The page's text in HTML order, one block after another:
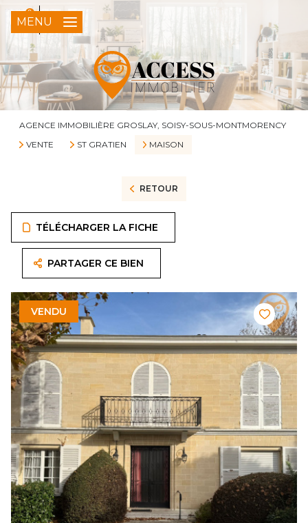
0
FR
MENU
AGENCE IMMOBILIÈRE GROSLAY, SOISY-SOUS-MONTMORENCY
VENTE
ST GRATIEN MAISON
RETOUR
TÉLÉCHARGER LA FICHE
PARTAGER CE BIEN
VENDU